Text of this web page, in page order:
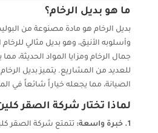
ما هو بديل الرخام؟
بديل الرخام هو مادة مصنوعة من
وأسلوبه الأنيق، وهو بديل مثالي
جمال الرخام ومزايا المواد الحديثة، مما
للعديد من المشاريع. يتميز بديل
الصيانة، مما يجعله خياراً شائعاً في
لماذا تختار شركة الصقر
1. خبرة واسعة:
تتمتع شركة الصقر